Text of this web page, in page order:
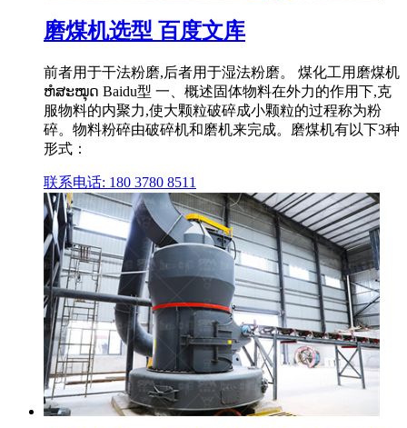
磨煤机选型 百度文库
前者用于干法粉磨,后者用于湿法粉磨。 煤化工用磨煤机
ຫໍສະໝຸດ Baidu型 一、概述固体物料在外力的作用下,克
服物料的内聚力,使大颗粒破碎成小颗粒的过程称为粉
碎。物料粉碎由破碎机和磨机来完成。磨煤机有以下3种
形式：
联系电话: 180 3780 8511